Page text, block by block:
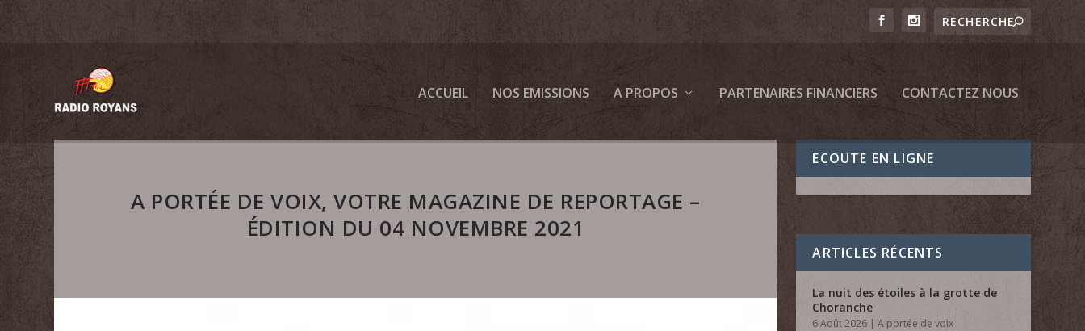
ACCUEIL NOS EMISSIONS A PROPOS PARTENAIRES FINANCIERS CONTACTEZ NOUS
A PORTÉE DE VOIX, VOTRE MAGAZINE DE REPORTAGE –
ÉDITION DU 04 NOVEMBRE 2021
ECOUTE EN LIGNE
ARTICLES RÉCENTS
La nuit des étoiles à la grotte de
Choranche
6 Août 2026 |A portée de voix